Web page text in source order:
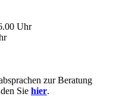
Uhr
zur Beratung
Sie hier.